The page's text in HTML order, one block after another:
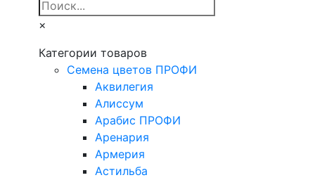
×
Категории товаров
Cемена цветов ПРОФИ
Аквилегия
Алиссум
Арабис ПРОФИ
Аренария
Армерия
Астильба